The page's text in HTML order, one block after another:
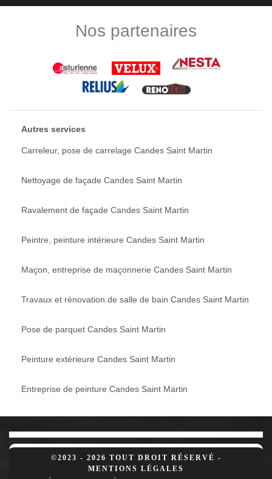
Nos partenaires
Autres services
Carreleur, pose de carrelage Candes Saint Martin
Nettoyage de façade Candes Saint Martin
Ravalement de façade Candes Saint Martin
Peintre, peinture intérieure Candes Saint Martin
Maçon, entreprise de maçonnerie Candes Saint Martin
Travaux et rénovation de salle de bain Candes Saint Martin
Pose de parquet Candes Saint Martin
Peinture extérieure Candes Saint Martin
Entreprise de peinture Candes Saint Martin
©2023 - 2026 TOUT DROIT RÉSERVÉ -
MENTIONS LÉGALES